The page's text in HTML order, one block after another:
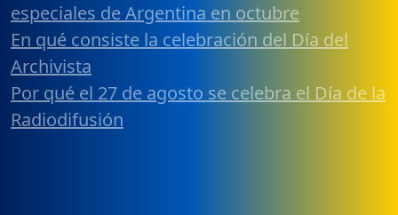
especiales de Argentina en octubre
En qué consiste la celebración del Día del
Archivista
Por qué el 27 de agosto se celebra el Día de la
Radiodifusión